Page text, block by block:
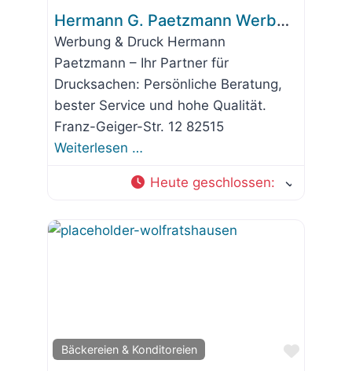
Hermann G. Paetzmann Werbung & Druck
Werbung & Druck Hermann
Paetzmann – Ihr Partner für
Drucksachen: Persönliche Beratung,
bester Service und hohe Qualität.
Franz-Geiger-Str. 12 82515
Weiterlesen …
Heute geschlossen:
Bäckereien & Konditoreien
Favorit